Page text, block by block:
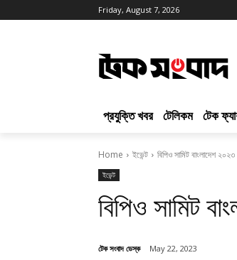
Friday, August 7, 2026
প্রযুক্তি খবর টেলিকম টেক
Home ইভেন্ট বিপিও সামিট বাংলাদেশ ২০২৩
ইভেন্ট
বিপিও সামিট
টেক সংবাদ ডেস্ক May 22, 2023